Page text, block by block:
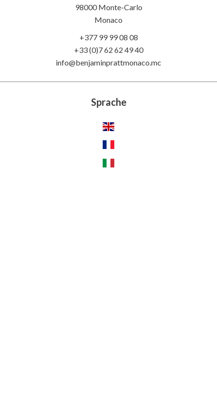
98000 Monte-Carlo
Monaco
+377 99 99 08 08
+33 (0)7 62 62 49 40
info@benjaminprattmonaco.mc
Sprache